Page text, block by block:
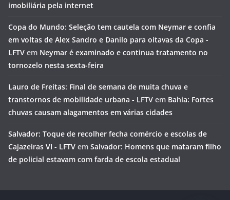
imobiliária pela internet
Copa do Mundo: Seleção tem cautela com Neymar e confia
em voltas de Alex Sandro e Danilo para oitavas da Copa -
LFTV em Neymar é examinado e continua tratamento no
tornozelo nesta sexta-feira
Lauro de Freitas: Final de semana de muita chuva e
transtornos de mobilidade urbana - LFTV em Bahia: Fortes
chuvas causam alagamentos em várias cidades
Salvador: Toque de recolher fecha comércio e escolas de
Cajazeiras VI - LFTV em Salvador: Homens que mataram filho
de policial estavam com farda de escola estadual